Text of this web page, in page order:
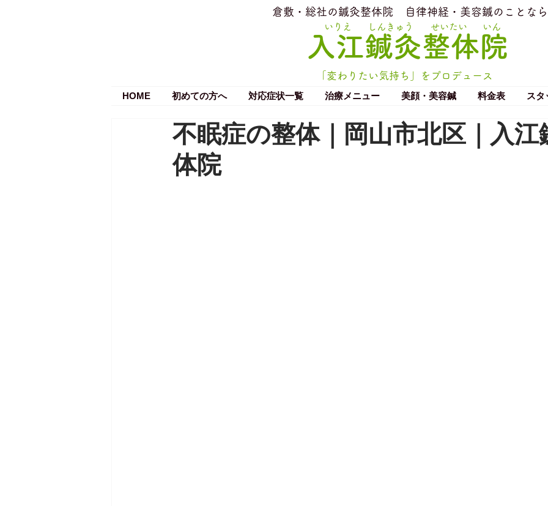
いりえ
​倉敷・総社の鍼灸整体院 ​自律神経・美容鍼のことなら
​入江鍼灸整体院
せいたい
しんきゅう いん
「変わりたい気持ち」をプロデュース
HOME
初めての方へ 対応症状一覧 治療メニュー 美顔・美容鍼 料金表 スタ
不眠症の整体｜岡山市北区｜入江
体院